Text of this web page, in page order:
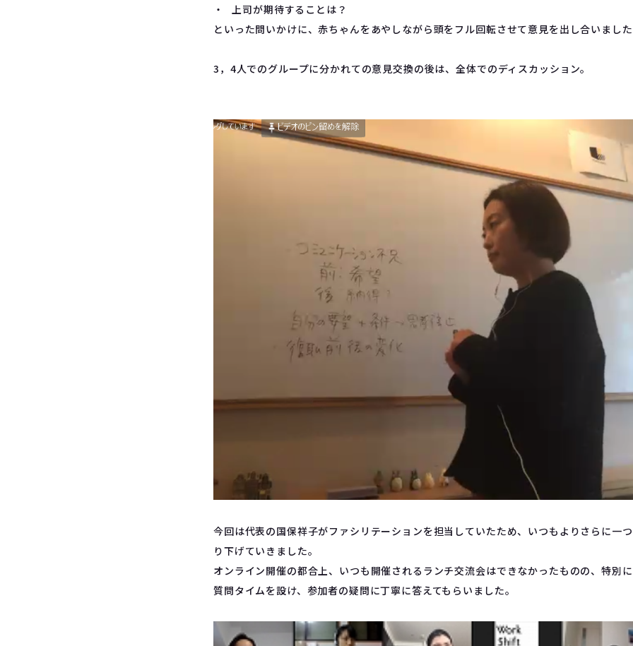
・ 上司が期待することは？
といった問いかけに、赤ちゃんをあやしながら頭をフル回転させて意見を出し合いまし
3，4人でのグループに分かれての意見交換の後は、全体でのディスカッション。
今回は代表の国保祥子がファシリテーションを担当していたため、いつもよりさらに一
り下げていきました。
オンライン開催の都合上、いつも開催されるランチ交流会はできなかったものの、特別
質問タイムを設け、参加者の疑問に丁寧に答えてもらいました。